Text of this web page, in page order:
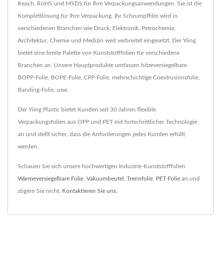
Reach, RoHS und MSDS für Ihre Verpackungsanwendungen. Sie ist die
Komplettlösung für Ihre Verpackung. Ihr Schrumpffilm wird in
verschiedenen Branchen wie Druck, Elektronik, Petrochemie,
Architektur, Chemie und Medizin weit verbreitet eingesetzt. Der Yiing
bietet eine breite Palette von Kunststofffolien für verschiedene
Branchen an. Unsere Hauptprodukte umfassen hitzeversiegelbare
BOPP-Folie, BOPE-Folie, CPP-Folie, mehrschichtige Coextrusionsfolie,
Banding-Folie, usw.
Der Yiing Plastic bietet Kunden seit 30 Jahren flexible
Verpackungsfolien aus OPP und PET mit fortschrittlicher Technologie
an und stellt sicher, dass die Anforderungen jedes Kunden erfüllt
werden.
Schauen Sie sich unsere hochwertigen Industrie-Kunststofffolien
Wärmeversiegelbare Folie Vakuumbeutel Trennfolie PET-Folie an und
zögern Sie nicht, Kontaktieren Sie uns